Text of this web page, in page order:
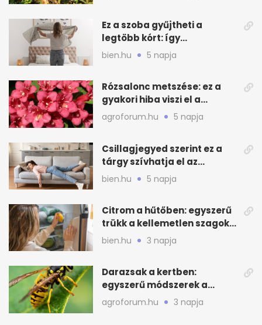
Ez a szoba gyűjtheti a
legtöbb kórt: így
mélytisztítsd otthon
bien.hu 5 napja
Rózsalonc metszése: ez a
gyakori hiba viszi el a
virágzást
agroforum.hu 5 napja
Csillagjegyed szerint ez a
tárgy szívhatja el az
otthonod energiáját
bien.hu 5 napja
Citrom a hűtőben: egyszerű
trükk a kellemetlen szagok
ellen
bien.hu 3 napja
Darazsak a kertben:
egyszerű módszerek a
távoltartásukra nyáron
agroforum.hu 3 napja